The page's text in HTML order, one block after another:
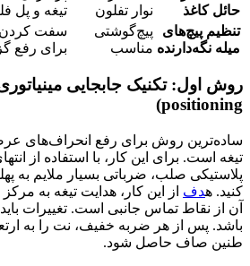
حائل کاغذ
نوار تفلون
تیغه و پل
تنظیم پیچ‌های
میله نگه‌دارنده
پیچ‌گوشتی
مناسب
سفت
برای رفع
positioning)
ساده‌ترین روش برای رفع انحراف‌های
تیغه است. برای این کار، با استفاده از
پلاستیکی صلب، ضرباتی بسیار ملایم به
کنید. هدف از این کار، هدایت تیغه به
آن از نقاط تماس جانبی است. تغییرات
باشد. پس از هر ضربه خفیف، نت را به
طنین صاف حاصل شود.